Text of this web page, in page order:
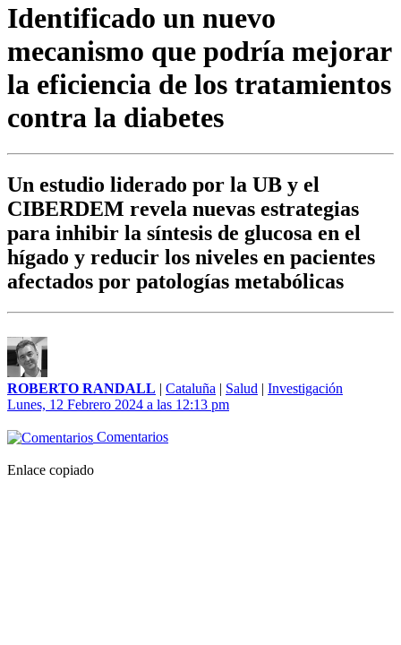
Identificado un nuevo
mecanismo que podría mejorar
la eficiencia de los tratamientos
contra la diabetes
Un estudio liderado por la UB y el
CIBERDEM revela nuevas estrategias
para inhibir la síntesis de glucosa en el
hígado y reducir los niveles en pacientes
afectados por patologías metabólicas
ROBERTO RANDALL | Cataluña | Salud | Investigación
Lunes, 12 Febrero 2024 a las 12:13 pm
Comentarios
Enlace copiado